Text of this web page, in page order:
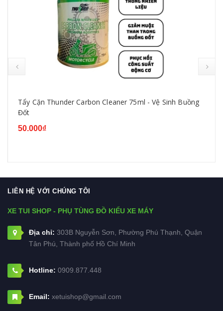
Tẩy Cặn Thunder Carbon Cleaner 75ml - Vệ Sinh Buồng
Đốt
50.000₫
LIÊN HỆ VỚI CHÚNG TÔI
XE TUI SHOP - PHỤ TÙNG ĐỒ KIỂU XE MÁY
Địa chỉ: 303B Nguyễn Sơn, Phường Phú Thạnh, Quận
Tân Phú, Thành phố Hồ Chí Minh
Hotline: 0909.877.448
Email: xetuishop@gmail.com